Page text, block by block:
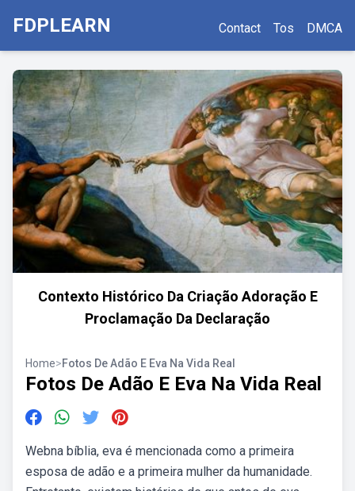
FDPLEARN Contact Tos DMCA
Contexto Histórico Da Criação Adoração E
Proclamação Da Declaração
Home>Fotos De Adão E Eva Na Vida Real
Fotos De Adão E Eva Na Vida Real
Webna bíblia, eva é mencionada como a primeira
esposa de adão e a primeira mulher da humanidade.